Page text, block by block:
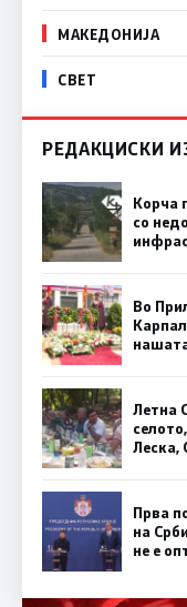
МАКЕДОНИЈА
СВЕТ
РЕДАКЦИСКИ
Корча
со
Во
Летна
Леска,
Прва
на
не е